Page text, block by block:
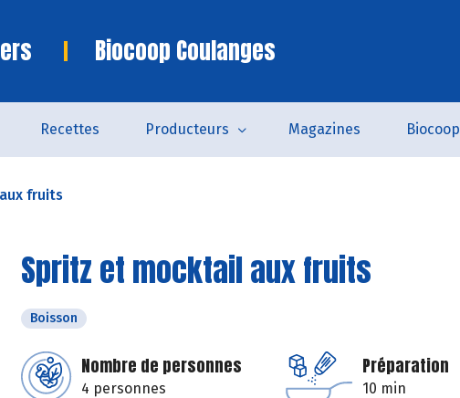
Biocoop Coulanges
Recettes Producteurs Magazines Biocoop
fruits
Spritz et mocktail aux fruits
Boisson
Nombre de personnes
4 personnes
Préparation
10 min